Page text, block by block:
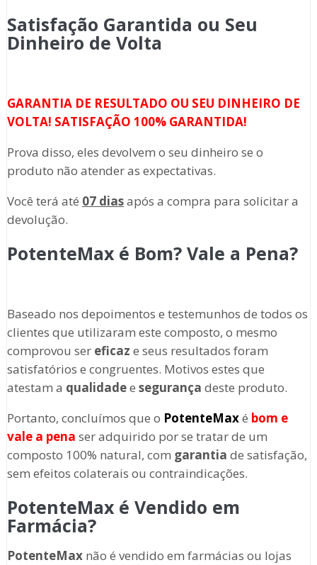
Satisfação Garantida ou Seu
Dinheiro de Volta
GARANTIA DE RESULTADO OU SEU DINHEIRO DE
VOLTA! SATISFAÇÃO 100% GARANTIDA!
Prova disso, eles devolvem o seu dinheiro se o
produto não atender as expectativas.
Você terá até 07 diasapós a compra para solicitar a
devolução.
PotenteMax é Bom? Vale a Pena?
Baseado nos depoimentos e testemunhos de todos os
clientes que utilizaram este composto, o mesmo
comprovou ser eficaz e seus resultados foram
satisfatórios e congruentes. Motivos estes que
atestam a qualidadee segurança deste produto.
Portanto, concluímos que o PotenteMaxé bom e
vale a pena ser adquirido por se tratar de um
composto 100% natural, com garantia de satisfação,
sem efeitos colaterais ou contraindicações.
PotenteMax é Vendido em
Farmácia?
PotenteMaxnão é vendido em farmácias ou lojas